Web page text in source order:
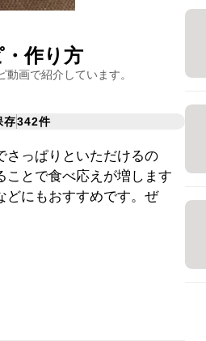
作り方
画で紹介しています。
存342件
さっぱりといただけるの
ことで食べ応えが増します
どにもおすすめです。ぜ